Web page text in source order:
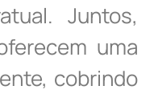
Juntos,
uma
cobrindo